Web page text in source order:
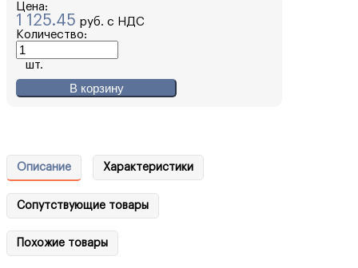
Цена:
1 125.45 руб. с НДС
Количество:
шт.
В корзину
Описание Характеристики
Сопутствующие товары
Похожие товары